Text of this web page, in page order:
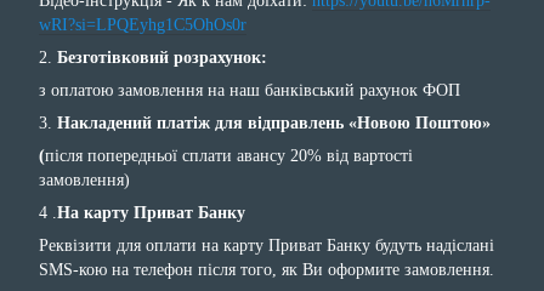
wRI?si=LPQEyhg1C5OhOs0r
2. Безготівковий розрахунок:
з оплатою замовлення на наш банківський рахунок ФОП
3. Накладений платіж для відправлень «Новою Поштою»
(після попередньої сплати авансу 20% від вартості
замовлення)
4 . На карту Приват Банку
Реквізити для оплати на карту Приват Банку будуть надіслані
SMS-кою на телефон після того, як Ви оформите замовлення.